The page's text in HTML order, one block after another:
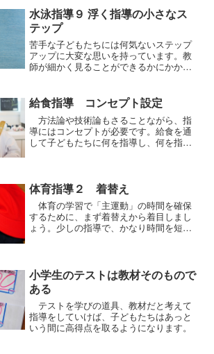
水泳指導９ 浮く指導の小さなス
テップ
苦手な子どもたちには何気ないステップ
アップに大変な思いを持っています。教
師が細かく見ることができるかにかかっ
給食指導 コンセプト設定
方法論や技術論もさることながら、指
導にはコンセプトが必要です。給食を通
して子どもたちに何を指導し、何を指導
体育指導２ 着替え
体育の学習で「主運動」の時間を確保
するために、まず着替えから着目しまし
ょう。少しの指導で、かなり時間を短縮
小学生のテストは教材そのもので
ある
テストを学びの道具、教材だと考えて
指導をしていけば、子どもたちはあっと
いう間に高得点を取るようになります。